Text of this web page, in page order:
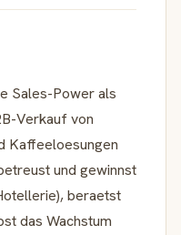
Sales-Power als
Verkauf von
Kaffeeloesungen
und gewinnst
beraetst
das Wachstum